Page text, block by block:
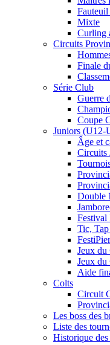
Mixte
Curling
Circuits
Finale
Série Club
Guerre
Coupe
Juniors (U12-
Âge et
Circuits
Double
Festival
Tic,
Jeux du
Jeux
Aide
Colts
Circuit
Les boss des
Liste des
Historique